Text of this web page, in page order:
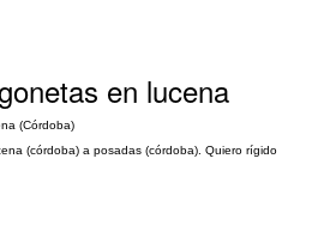
en lucena
(Córdoba)
(córdoba) a posadas (córdoba). Quiero rígido